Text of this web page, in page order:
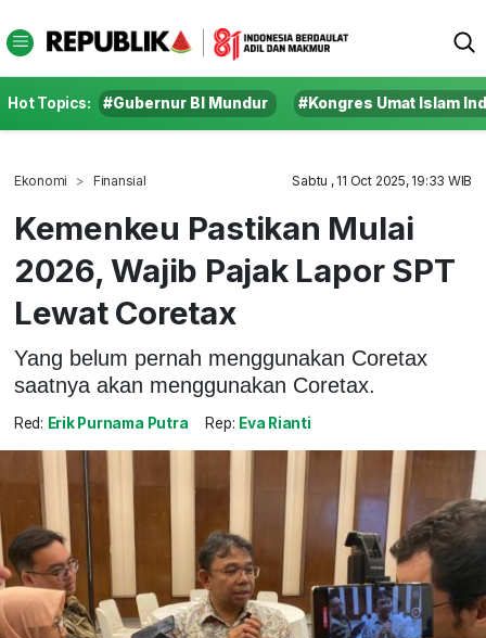
Hot Topics: #Gubernur BI Mundur #Kongres Umat Islam
Ekonomi Finansial Sabtu , 11 Oct 2025, 19:33 WIB
Kemenkeu Pastikan Mulai
2026, Wajib Pajak Lapor SPT
Lewat Coretax
Yang belum pernah menggunakan Coretax
saatnya akan menggunakan Coretax.
Red: Erik Purnama Putra Rep: Eva Rianti